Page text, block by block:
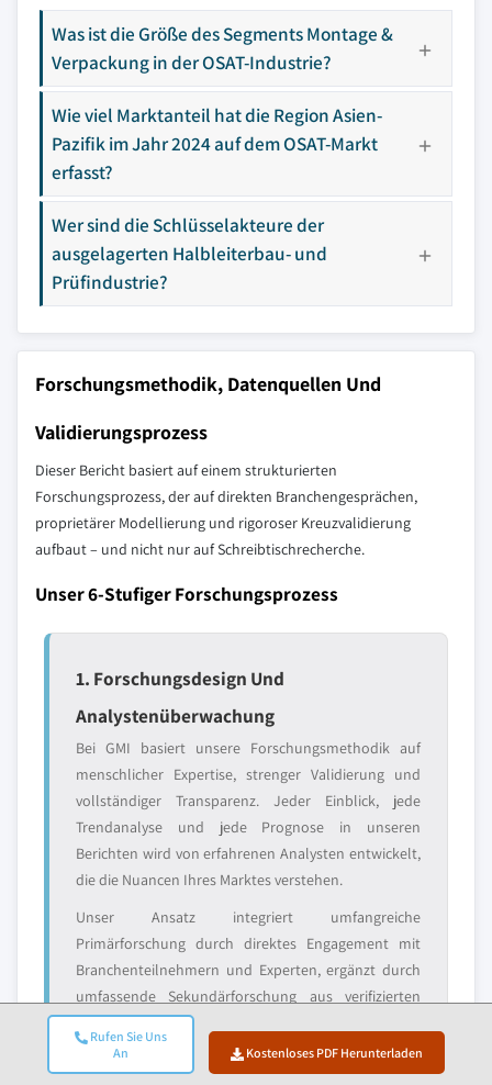
Rufen Sie Uns
An
Kostenloses PDF Herunterladen
Was ist die Größe des Segments Montage &
Verpackung in der OSAT-Industrie?
Wie viel Marktanteil hat die Region Asien-
Pazifik im Jahr 2024 auf dem OSAT-Markt
erfasst?
Wer sind die Schlüsselakteure der
ausgelagerten Halbleiterbau- und
Prüfindustrie?
Forschungsmethodik, Datenquellen Und
Validierungsprozess
Dieser Bericht basiert auf einem strukturierten
Forschungsprozess, der auf direkten Branchengesprächen,
proprietärer Modellierung und rigoroser Kreuzvalidierung
aufbaut – und nicht nur auf Schreibtischrecherche.
Unser 6-Stufiger Forschungsprozess
1. Forschungsdesign Und
Analystenüberwachung
Bei GMI basiert unsere Forschungsmethodik auf
menschlicher Expertise, strenger Validierung und
vollständiger Transparenz. Jeder Einblick, jede
Trendanalyse und jede Prognose in unseren
Berichten wird von erfahrenen Analysten entwickelt,
die die Nuancen Ihres Marktes verstehen.
Unser Ansatz integriert umfangreiche
Primärforschung durch direktes Engagement mit
Branchenteilnehmern und Experten, ergänzt durch
umfassende Sekundärforschung aus verifizierten
globalen Quellen. Wir wenden quantifizierte
Wirkungsanalysen an, um zuverlässige Prognosen zu
liefern, während wir vollständige Rückverfolgbarkeit